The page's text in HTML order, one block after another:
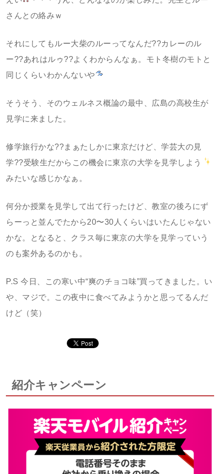
さんとの絡みｗ
それにしてもルー大柴のルーってなんだ??カレーのル
ー??あれはルゥ??よくわからんなぁ。モト冬樹のモトと
同じくらいわかんないや
そうそう、そのウェルネス概論の最中、広島の高校生が
見学に来ました。
修学旅行かな??まぁたしかに東京だけど、学芸大の見
学??受験生だからこの機会に東京の大学を見学しよう
みたいな感じかなぁ。
何分か授業を見学して出て行ったけど、教室の後ろにず
らーっと並んでたから20〜30人くらいはいたんじゃない
かな。となると、クラス毎に東京の大学を見学っていう
のも案外あるのかも。
P.S 今日、この寒い中“爽のチョコ味”買ってきました。い
や、マジで。この夜中に食べてみようかと思ってるんだ
けど（笑）
紹介キャンペーン